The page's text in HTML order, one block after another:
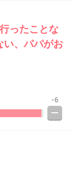
ったことな
い、パパがお
-6